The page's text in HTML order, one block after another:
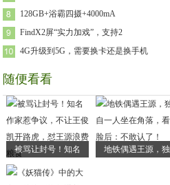
128GB+浴霸四摄+4000mA
FindX2屏“实力加戏”，支持2
4G升级到5G，需要换卡还是换手机
随便看看
被骂让封号！知名 地铁偶遇王源，独